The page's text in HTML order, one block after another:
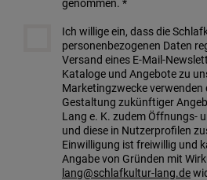
genommen. *
Ich willige ein, dass die
personenbezogenen Daten
Versand eines E-Mail-
Kataloge und Angebote zu
Marketingzwecke verwenden
Gestaltung zukünftiger
Lang e. K. zudem Öffnungs-
und diese in Nutzerprofilen
Einwilligung ist freiwillig und
Angabe von Gründen mit
lang@schlafkultur-lang.de